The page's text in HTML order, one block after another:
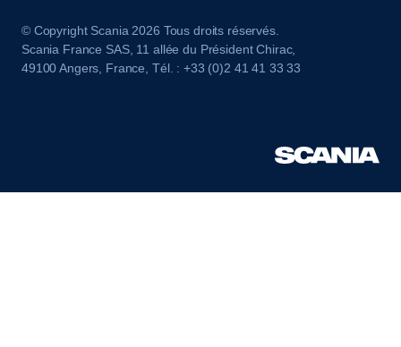
© Copyright Scania 2026 Tous droits réservés.
Scania France SAS, 11 allée du Président Chirac,
49100 Angers, France, Tél. : +33 (0)2 41 41 33 33